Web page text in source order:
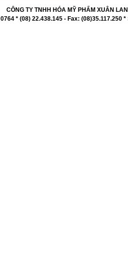
CÔNG TY TNHH HÓA MỸ PHẨM XUÂN
* (08) 22.438.145 - Fax: